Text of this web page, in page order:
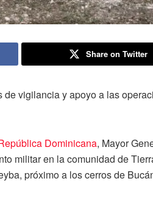
Share on Twitter
vigilancia y apoyo a las
Dominicana, Mayor
militar en la comunidad de
próximo a los cerros de